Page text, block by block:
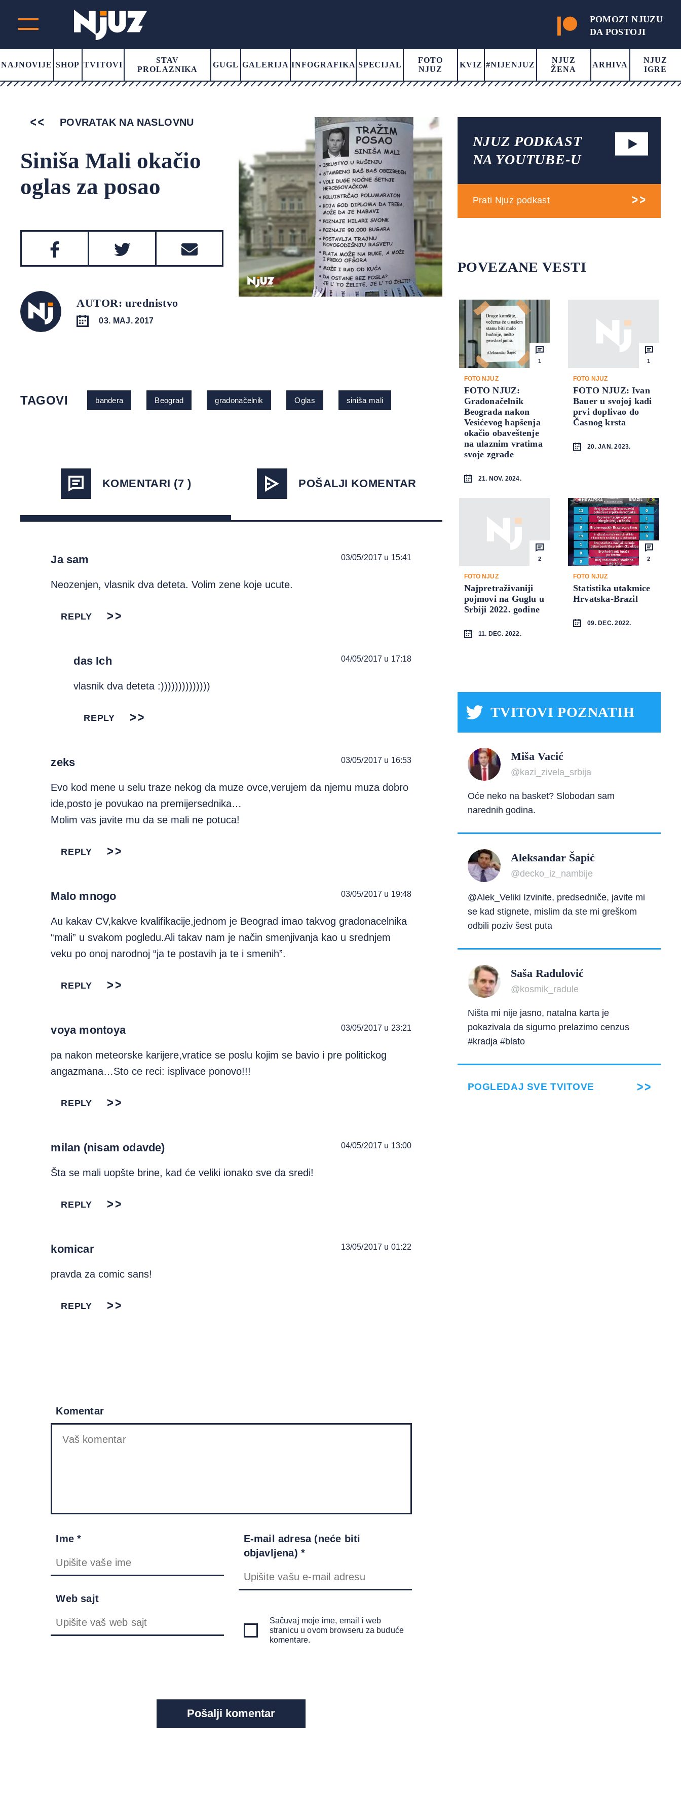
POMOZI NJUZU
DA POSTOJI
NAJNOVIJE SHOP TVITOVI
STAV
PROLAZNIKA
GUGL GALERIJA INFOGRAFIKA SPECIJAL
FOTO
NJUZ
KVIZ #NIJENJUZ
NJUZ
ŽENA
ARHIVA
NJUZ
IGRE
POVRATAK NA NASLOVNU
Siniša Mali okačio
oglas za posao
AUTOR: urednistvo
03. MAJ. 2017
TAGOVI bandera Beograd gradonačelnik Oglas siniša mali
KOMENTARI (7 ) POŠALJI KOMENTAR
Ja sam 03/05/2017 u 15:41
Neozenjen, vlasnik dva deteta. Volim zene koje ucute.
REPLY
das Ich 04/05/2017 u 17:18
vlasnik dva deteta :))))))))))))))
REPLY
zeks 03/05/2017 u 16:53
Evo kod mene u selu traze nekog da muze ovce,verujem da njemu muza dobro
ide,posto je povukao na premijersednika…
Molim vas javite mu da se mali ne potuca!
REPLY
Malo mnogo 03/05/2017 u 19:48
Au kakav CV,kakve kvalifikacije,jednom je Beograd imao takvog gradonacelnika
“mali” u svakom pogledu.Ali takav nam je način smenjivanja kao u srednjem
veku po onoj narodnoj “ja te postavih ja te i smenih”.
REPLY
voya montoya 03/05/2017 u 23:21
pa nakon meteorske karijere,vratice se poslu kojim se bavio i pre politickog
angazmana…Sto ce reci: isplivace ponovo!!!
REPLY
milan (nisam odavde) 04/05/2017 u 13:00
Šta se mali uopšte brine, kad će veliki ionako sve da sredi!
REPLY
komicar 13/05/2017 u 01:22
pravda za comic sans!
REPLY
Komentar
Ime *
E-mail adresa (neće biti
objavljena) *
Web sajt
Sačuvaj moje ime, email i web
stranicu u ovom browseru za buduće
komentare.
NJUZ PODKAST
NA YOUTUBE-U
Prati Njuz podkast
POVEZANE VESTI
1
FOTO NJUZ
FOTO NJUZ:
Gradonačelnik
Beograda nakon
Vesićevog hapšenja
okačio obaveštenje
na ulaznim vratima
svoje zgrade
21. NOV. 2024.
1
FOTO NJUZ
FOTO NJUZ: Ivan
Bauer u svojoj kadi
prvi doplivao do
Časnog krsta
20. JAN. 2023.
2
FOTO NJUZ
Najpretraživaniji
pojmovi na Guglu u
Srbiji 2022. godine
11. DEC. 2022.
2
FOTO NJUZ
Statistika utakmice
Hrvatska-Brazil
09. DEC. 2022.
TVITOVI POZNATIH
Miša Vacić
@kazi_zivela_srbija
Oće neko na basket? Slobodan sam
narednih godina.
Aleksandar Šapić
@decko_iz_nambije
@Alek_Veliki Izvinite, predsedniče, javite mi
se kad stignete, mislim da ste mi greškom
odbili poziv šest puta
Saša Radulović
@kosmik_radule
Ništa mi nije jasno, natalna karta je
pokazivala da sigurno prelazimo cenzus
#kradja #blato
POGLEDAJ SVE TVITOVE